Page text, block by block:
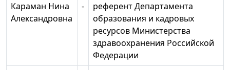
Караман Нина
Александровна
-
референт Департамента
образования и кадровых
ресурсов Министерства
здравоохранения Российской
Федерации